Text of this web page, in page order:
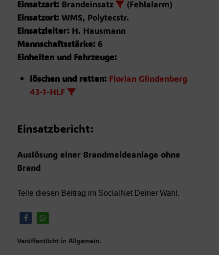
Einsatzart: Brandeinsatz
(Fehlalarm)
Einsatzort: WMS, Polytecstr.
Einsatzleiter: H. Hausmann
Mannschaftsstärke: 6
Einheiten und Fahrzeuge:
löschen und retten: Florian Glindenberg
43-1-HLF
Einsatzbericht:
Auslösung einer Brandmeldeanlage ohne
Brand
Teile diesen Beitrag im SocialNet Deiner Wahl.
Veröffentlicht in Allgemein.